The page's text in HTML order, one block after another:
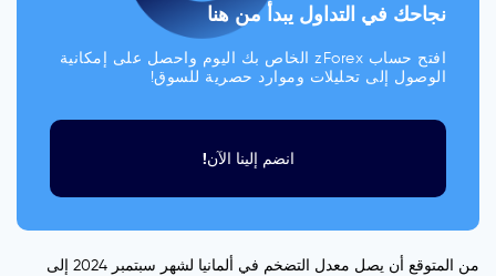
نجاحك في التداول يبدأ من هنا
افتح حساب zForex الخاص بك اليوم واحصل على إمكانية
الوصول إلى تحليلات وموارد حصرية للسوق!
انضم إلينا الآن!
من المتوقع أن يصل معدل التضخم في ألمانيا لشهر سبتمبر 2024 إلى